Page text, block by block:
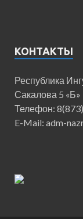
КОНТАКТЫ
Республика
Сакалова 5 «Б»
Телефон:
E-Mail: adm-